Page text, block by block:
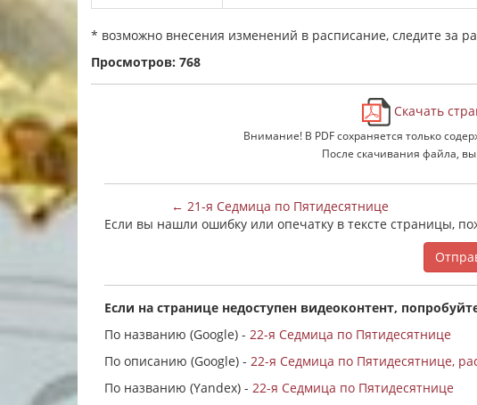
* возможно внесения изменений в расписание, следите за
Просмотров: 768
Скачать
Внимание! В PDF сохраняется только
После скачивания файла,
← 21-я Седмица по Пятидесятнице
Если вы нашли ошибку или опечатку в тексте страницы,
Если на странице недоступен видеоконтент,
По названию (Google) - 22-я Седмица по Пятидесятнице
По описанию (Google) - 22-я Седмица по Пятидесятнице,
По названию (Yandex) - 22-я Седмица по Пятидесятнице